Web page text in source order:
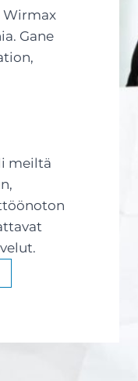
Wirmax
Gane
meiltä